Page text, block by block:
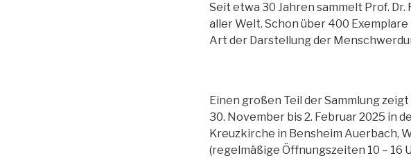
Seit etwa 30 Jahren sammelt Prof.
aller Welt. Schon über 400
Art der Darstellung der
Einen großen Teil der Sammlung
30. November bis 2. Februar 2025 in
Kreuzkirche in Bensheim Auerbach,
(regelmäßige Öffnungszeiten 10 – 16